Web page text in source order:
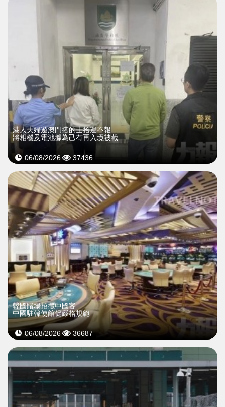
​港人夫婦遊澳門搭的士拾遺不報
將相機及電池據為己有再入境被截
06/08/2026 37436
韓國賭場招攬中國客
中國駐韓使館促嚴格規範
06/08/2026 36687